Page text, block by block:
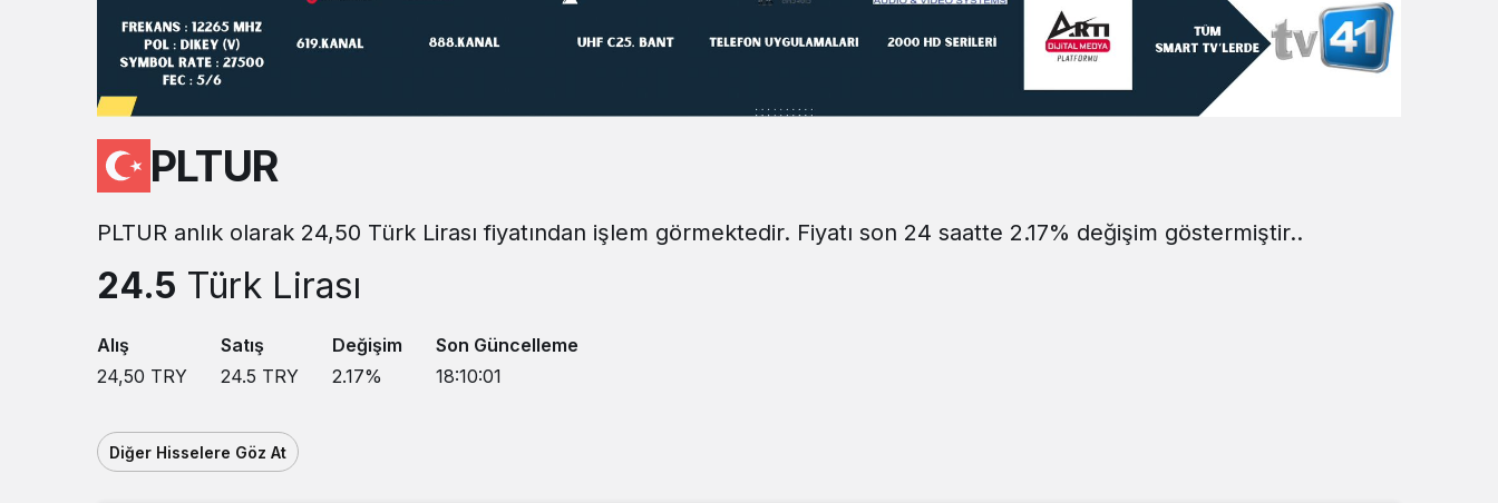
Sistem Modu
Sistem modunu seçin.
PLTUR
PLTUR anlık olarak 24,50 Türk Lirası fiyatından işlem görmektedir. Fiyatı son 24 saatte 2.17% değişim göstermiştir..
24.5 Türk Lirası
Alış
24,50 TRY
Satış
24.5 TRY
Değişim
2.17%
Son Güncelleme
18:10:01
Diğer Hisselere Göz At